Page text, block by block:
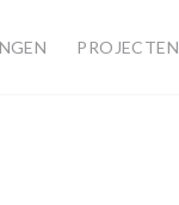
PROJECTEN